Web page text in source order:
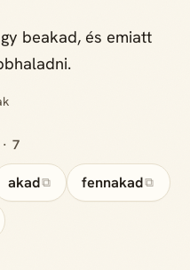
beakad, és emiatt
· 7
akad⧉ fennakad⧉